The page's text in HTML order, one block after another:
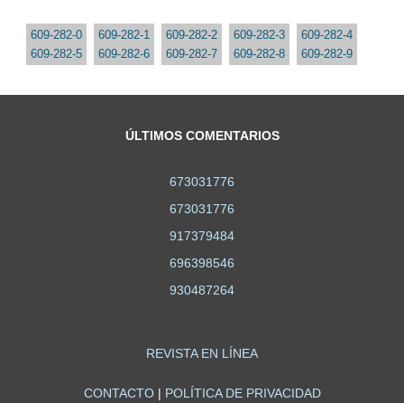
609-282-0 609-282-1 609-282-2 609-282-3
609-282-4
609-282-5
609-282-6 609-282-7 609-282-8 609-282-9
ÚLTIMOS COMENTARIOS
673031776
673031776
917379484
696398546
930487264
REVISTA EN LÍNEA
CONTACTO| POLÍTICA DE PRIVACIDAD